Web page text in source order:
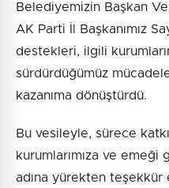
Belediyemizin Başkan
AK Parti İl Başkanımız
destekleri, ilgili
sürdürdüğümüz
kazanıma dönüştürdü.
Bu vesileyle, sürece
kurumlarımıza ve emeği
adına yürekten teşekkür